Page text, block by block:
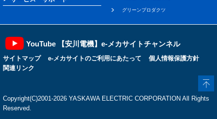
グリーンプロダクツ
YouTube 【安川電機】e-メカサイトチャンネル
サイトマップ e-メカサイトのご利用にあたって
個人情報保護方針
関連リンク
Copyright(C)2001‐2026 YASKAWA ELECTRIC CORPORATION All Rights
Reserved.